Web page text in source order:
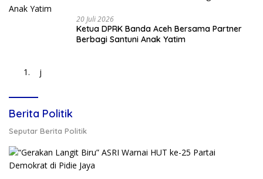
20 Juli 2026
Ketua DPRK Banda Aceh Bersama Partner
Berbagi Santuni Anak Yatim
j
Berita Politik
Seputar Berita Politik